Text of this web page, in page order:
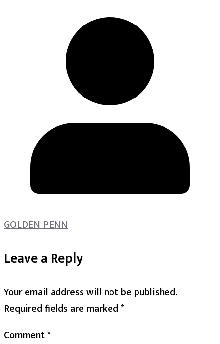
GOLDEN PENN
Leave a Reply
Your email address will not be published.
Required fields are marked*
Comment*